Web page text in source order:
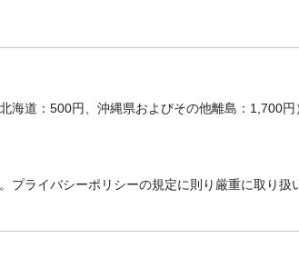
道：500円、沖縄県およびその他離島：1,700
ライバシーポリシーの規定に則り厳重に取り扱